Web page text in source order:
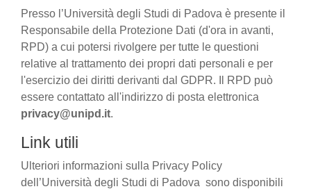
Presso l’Università degli Studi di Padova è presente il
Responsabile della Protezione Dati (d'ora in avanti,
RPD) a cui potersi rivolgere per tutte le questioni
relative al trattamento dei propri dati personali e per
l'esercizio dei diritti derivanti dal GDPR. Il RPD può
essere contattato all'indirizzo di posta elettronica
privacy@unipd.it.
Link utili
Ulteriori informazioni sulla Privacy Policy
dell’Università degli Studi di Padova sono disponibili